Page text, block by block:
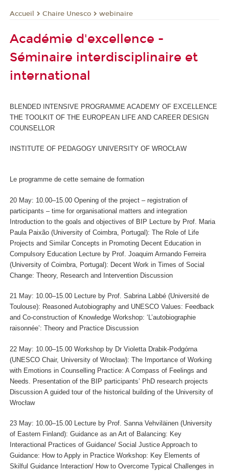
Accueil Chaire Unesco webinaire
Académie d'excellence -
Séminaire interdisciplinaire et
international
BLENDED INTENSIVE PROGRAMME ACADEMY OF EXCELLENCE
THE TOOLKIT OF THE EUROPEAN LIFE AND CAREER DESIGN
COUNSELLOR
INSTITUTE OF PEDAGOGY UNIVERSITY OF WROCŁAW
Le programme de cette semaine de formation
20 May: 10.00–15.00 Opening of the project – registration of
participants – time for organisational matters and integration
Introduction to the goals and objectives of BIP Lecture by Prof. Maria
Paula Paixão (University of Coimbra, Portugal): The Role of Life
Projects and Similar Concepts in Promoting Decent Education in
Compulsory Education Lecture by Prof. Joaquim Armando Ferreira
(University of Coimbra, Portugal): Decent Work in Times of Social
Change: Theory, Research and Intervention Discussion
21 May: 10.00–15.00 Lecture by Prof. Sabrina Labbé (Université de
Toulouse): Reasoned Autobiography and UNESCO Values: Feedback
and Co-construction of Knowledge Workshop: ‘L’autobiographie
raisonnée’: Theory and Practice Discussion
22 May: 10.00–15.00 Workshop by Dr Violetta Drabik-Podgórna
(UNESCO Chair, University of Wrocław): The Importance of Working
with Emotions in Counselling Practice: A Compass of Feelings and
Needs. Presentation of the BIP participants’ PhD research projects
Discussion A guided tour of the historical building of the University of
Wrocław
23 May: 10.00–15.00 Lecture by Prof. Sanna Vehviläinen (University
of Eastern Finland): Guidance as an Art of Balancing: Key
Interactional Practices of Guidance/ Social Justice Approach to
Guidance: How to Apply in Practice Workshop: Key Elements of
Skilful Guidance Interaction/ How to Overcome Typical Challenges in